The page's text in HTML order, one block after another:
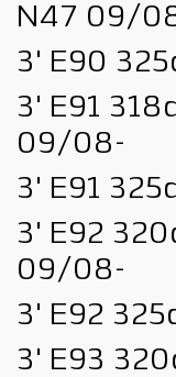
N47 09/
3' E90
3' E91
09/08-
3' E91
3' E92
09/08-
3' E92
3' E93